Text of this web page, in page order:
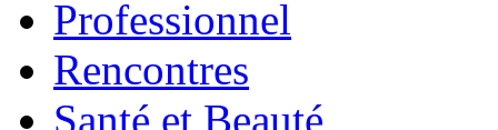
Professionnel
Rencontres
Santé et Beauté